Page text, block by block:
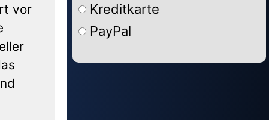
vor
Kreditkarte
PayPal
Alternative: